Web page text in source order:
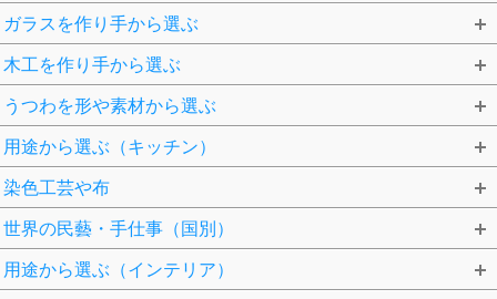
ガラスを作り手から選ぶ
木工を作り手から選ぶ
うつわを形や素材から選ぶ
用途から選ぶ（キッチン）
染色工芸や布
世界の民藝・手仕事（国別）
用途から選ぶ（インテリア）